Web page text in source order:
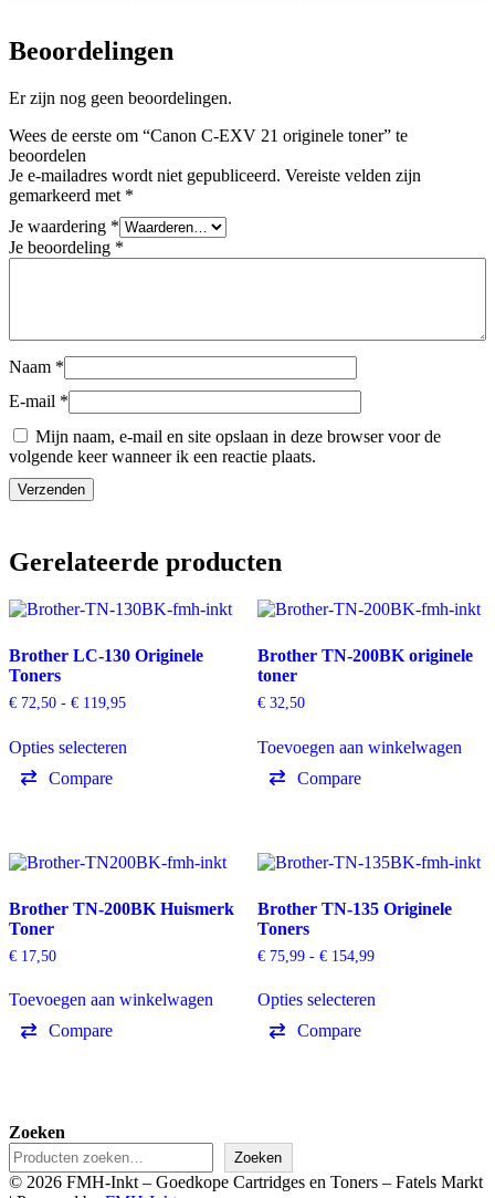
Beoordelingen
Er zijn nog geen beoordelingen.
Wees de eerste om “Canon C-EXV 21 originele toner” te
beoordelen
Je e-mailadres wordt niet gepubliceerd. Vereiste velden zijn
gemarkeerd met *
Je waardering *
Je beoordeling *
Naam *
E-mail *
Mijn naam, e-mail en site opslaan in deze browser voor de
volgende keer wanneer ik een reactie plaats.
Gerelateerde producten
Brother LC-130 Originele
Toners
€ 72,50 - € 119,95Prijsklasse:
€ 119,95
Opties selecterenproduct
kan
worden
Compare
Brother TN-200BK originele
toner
€32,50
Toevoegen aan winkelwagen
Compare
Brother TN-200BK Huismerk
Toner
€ 17,50
Toevoegen aan winkelwagen
Compare
Brother TN-135 Originele
Toners
€75,99 - €154,99Prijsklasse:
€ 154,99
Opties selecterenproduct
op
Compare
Zoeken
Zoeken
© 2026 FMH-Inkt – Goedkope Cartridges en Toners – Fatels Markt